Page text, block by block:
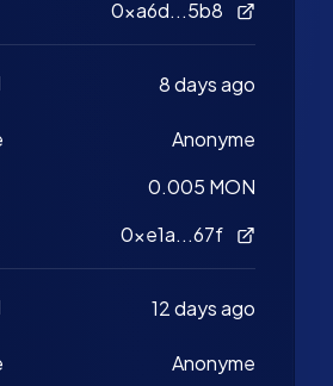
0xa6d...5b8
8 days ago
Anonyme
0.005 MON
0xe1a...67f
12 days ago
Anonyme